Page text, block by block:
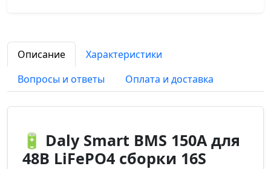
Описание
Характеристики
Вопросы и ответы
Оплата и доставка
🔋 Daly Smart BMS 150A для
48В LiFePO4 сборки 16S